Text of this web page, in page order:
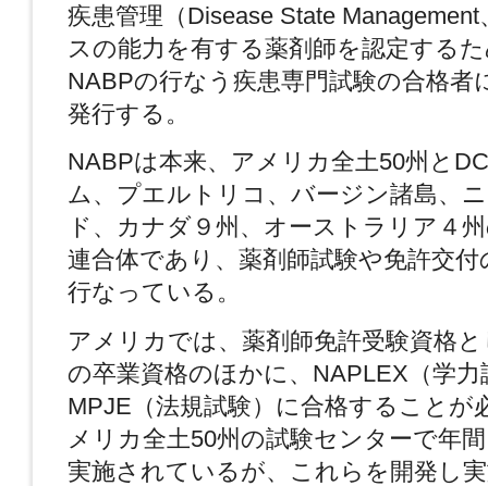
疾患管理（Disease State
スの能力を有する薬剤師を認定する
NABPの行なう疾患専門試験の合格者
発行する。
NABPは本来、アメリカ全土50州と
ム、プエルトリコ、バージン諸島、
ド、カナダ９州、オーストラリア４
連合体であり、薬剤師試験や免許交
行なっている。
アメリカでは、薬剤師免許受験資格
の卒業資格のほかに、NAPLEX（学力
MPJE（法規試験）に合格することが
メリカ全土50州の試験センターで年
実施されているが、これらを開発し